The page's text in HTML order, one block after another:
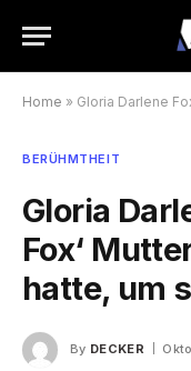
Home » Gloria Darlene Fox ist
BERÜHMTHEIT
Gloria
Fox‘
hatte, um
By DECKER